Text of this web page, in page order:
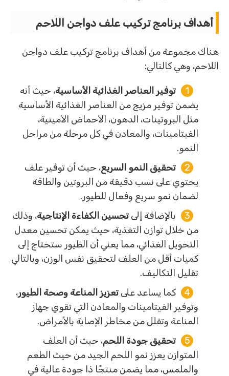
أهداف برنامج تركيب علف دواجن اللاحم
هناك مجموعة من أهداف برنامج تركيب علف دواجن
اللاحم، وهي كالتالي:
توفير العناصر الغذائية الأساسية، حيث أنه
يضمن توفير مزيج من العناصر الغذائية الأساسية
مثل البروتينات، الدهون، الأحماض الأمينية،
الفيتامينات، والمعادن في كل مرحلة من مراحل
النمو.
تحقيق النمو السريع، حيث أن توفير علف
يحتوي على نسب دقيقة من البروتين والطاقة
لضمان نمو سريع وفعال للطيور.
بالإضافة إلى تحسين الكفاءة الإنتاجية، وذلك
من خلال توازن التغذية، حيث يمكن تحسين معدل
التحويل الغذائي، مما يعني أن الطيور ستحتاج إلى
كميات أقل من العلف لتحقيق نفس الوزن، وبالتالي
تقليل التكاليف.
كما يساعد على تعزيز المناعة وصحة الطيور،
وتوفير الفيتامينات والمعادن التي تقوي جهاز
المناعة وتقلل من مخاطر الإصابة بالأمراض.
تحقيق جودة اللحم، حيث أن العلف
المتوازن يعزز نمو اللحم الجيد من حيث الطعم
والملمس، مما يضمن منتجًا ذا جودة عالية في